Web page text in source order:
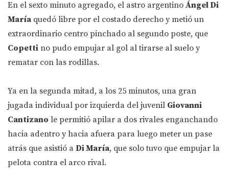
En el sexto minuto agregado, el astro argentino Ángel Di
María quedó libre por el costado derecho y metió un
extraordinario centro pinchado al segundo poste, que
Copetti no pudo empujar al gol al tirarse al suelo y
rematar con las rodillas.
Ya en la segunda mitad, a los 25 minutos, una gran
jugada individual por izquierda del juvenil Giovanni
Cantizano le permitió apilar a dos rivales enganchando
hacia adentro y hacia afuera para luego meter un pase
atrás que asistió a Di María, que solo tuvo que empujar la
pelota contra el arco rival.